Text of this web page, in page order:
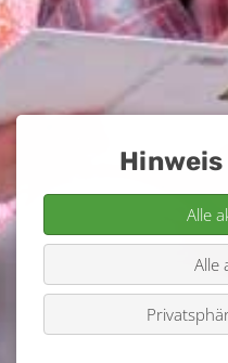
Hinweis
Alle
Alle